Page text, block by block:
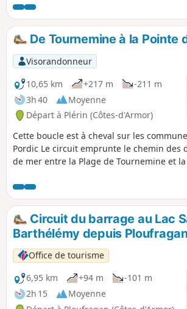
de l’autre, une campagne calme
traversée par une longue vallée
verdoyante et des champs, le Tour du
Coucou suit ainsi les pas des pêcheurs
d’antan. Il les évoque déjà dans son
nom, puisque le « Coucou » renvoie au
salut que les femmes faisaient aux
marins du haut de la falaise. Au fil des
vestiges et monuments qui jalonnent le
parcours, une histoire maritime
bretonne se dévoile.
De Tournemine à la Pointe
Visorandonneur
10,65 km
+217 m
-211 m
3h 40
Moyenne
Départ à Plérin (Côtes-d'Armor)
Cette boucle est à cheval sur les
Pordic Le circuit emprunte le chemin des
de mer entre la Plage de Tournemine et
Binic. Le retour se fait par l'intérieur des
notamment par des fonds de vallées.
Circuit du barrage au Lac
Barthélémy depuis
Office de tourisme
6,95 km
+94 m
-101 m
2h 15
Moyenne